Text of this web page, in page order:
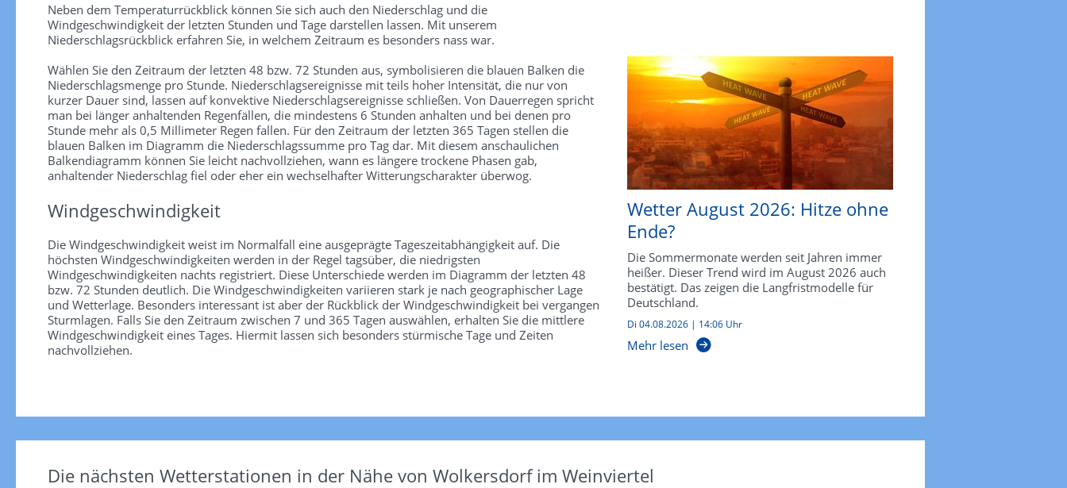
Neben dem Temperaturrückblick können Sie sich auch den Niederschlag und die
Windgeschwindigkeit der letzten Stunden und Tage darstellen lassen. Mit unserem
Niederschlagsrückblick erfahren Sie, in welchem Zeitraum es besonders nass war.
Wählen Sie den Zeitraum der letzten 48 bzw. 72 Stunden aus, symbolisieren die blauen Balken die
Niederschlagsmenge pro Stunde. Niederschlagsereignisse mit teils hoher Intensität, die nur von
kurzer Dauer sind, lassen auf konvektive Niederschlagsereignisse schließen. Von Dauerregen spricht
man bei länger anhaltenden Regenfällen, die mindestens 6 Stunden anhalten und bei denen pro
Stunde mehr als 0,5 Millimeter Regen fallen. Für den Zeitraum der letzten 365 Tagen stellen die
blauen Balken im Diagramm die Niederschlagssumme pro Tag dar. Mit diesem anschaulichen
Balkendiagramm können Sie leicht nachvollziehen, wann es längere trockene Phasen gab,
anhaltender Niederschlag fiel oder eher ein wechselhafter Witterungscharakter überwog.
Windgeschwindigkeit
Die Windgeschwindigkeit weist im Normalfall eine ausgeprägte Tageszeitabhängigkeit auf. Die
höchsten Windgeschwindigkeiten werden in der Regel tagsüber, die niedrigsten
Windgeschwindigkeiten nachts registriert. Diese Unterschiede werden im Diagramm der letzten 48
bzw. 72 Stunden deutlich. Die Windgeschwindigkeiten variieren stark je nach geographischer Lage
und Wetterlage. Besonders interessant ist aber der Rückblick der Windgeschwindigkeit bei vergangen
Sturmlagen. Falls Sie den Zeitraum zwischen 7 und 365 Tagen auswählen, erhalten Sie die mittlere
Windgeschwindigkeit eines Tages. Hiermit lassen sich besonders stürmische Tage und Zeiten
nachvollziehen.
Wetter August 2026: Hitze ohne
Ende?
Die Sommermonate werden seit Jahren immer
heißer. Dieser Trend wird im August 2026 auch
bestätigt. Das zeigen die Langfristmodelle für
Deutschland.
Di 04.08.2026 | 14:06 Uhr
Mehr lesen
Die nächsten Wetterstationen in der Nähe von Wolkersdorf im Weinviertel